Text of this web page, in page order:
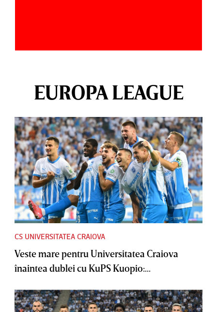
EUROPA LEAGUE
CS UNIVERSITATEA CRAIOVA
Veste mare pentru Universitatea Craiova
înaintea dublei cu KuPS Kuopio:...